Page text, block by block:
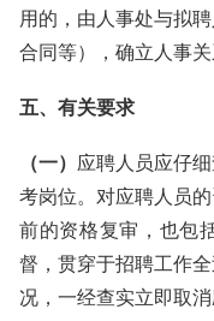
用的，由人事处与拟
合同等），确立人事
五、有关要求
（一） 应聘人员应仔
考岗位。对应聘人员
前的资格复审，也包
督，贯穿于招聘工作
况，一经查实立即取消